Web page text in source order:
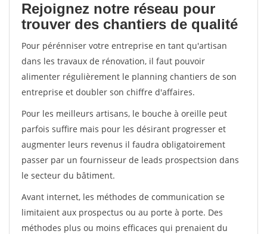
Rejoignez notre réseau pour
trouver des chantiers de qualité
Pour pérénniser votre entreprise en tant qu'artisan
dans les travaux de rénovation, il faut pouvoir
alimenter régulièrement le planning chantiers de son
entreprise et doubler son chiffre d'affaires.
Pour les meilleurs artisans, le bouche à oreille peut
parfois suffire mais pour les désirant progresser et
augmenter leurs revenus il faudra obligatoirement
passer par un fournisseur de leads prospectsion dans
le secteur du bâtiment.
Avant internet, les méthodes de communication se
limitaient aux prospectus ou au porte à porte. Des
méthodes plus ou moins efficaces qui prenaient du